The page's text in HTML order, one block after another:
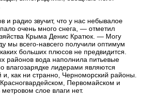
и радио звучит, что у нас небывалое
очень много снега, — отметил
Крыма Денис Кратюк. — Могу
мы всего-навсего получили оптимум
больших плюсов не предвидится.
районов вода наполнила питьевые
влагозарядке лидерами являются
и, как ни странно, Черноморский районы.
Первомайском и
слое влаги нет.